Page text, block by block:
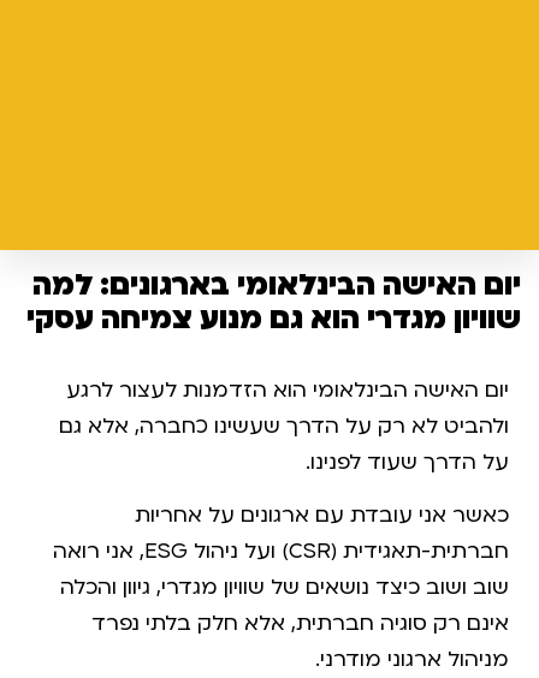
יום האישה הבינלאומי בארגונים: למה
שוויון מגדרי הוא גם מנוע צמיחה עסקי
יום האישה הבינלאומי הוא הזדמנות לעצור לרגע
ולהביט לא רק על הדרך שעשינו כחברה, אלא גם
על הדרך שעוד לפנינו.
כאשר אני עובדת עם ארגונים על אחריות
חברתית-תאגידית (CSR) ועל ניהול ESG, אני רואה
שוב ושוב כיצד נושאים של שוויון מגדרי, גיוון והכלה
אינם רק סוגיה חברתית, אלא חלק בלתי נפרד
מניהול ארגוני מודרני.